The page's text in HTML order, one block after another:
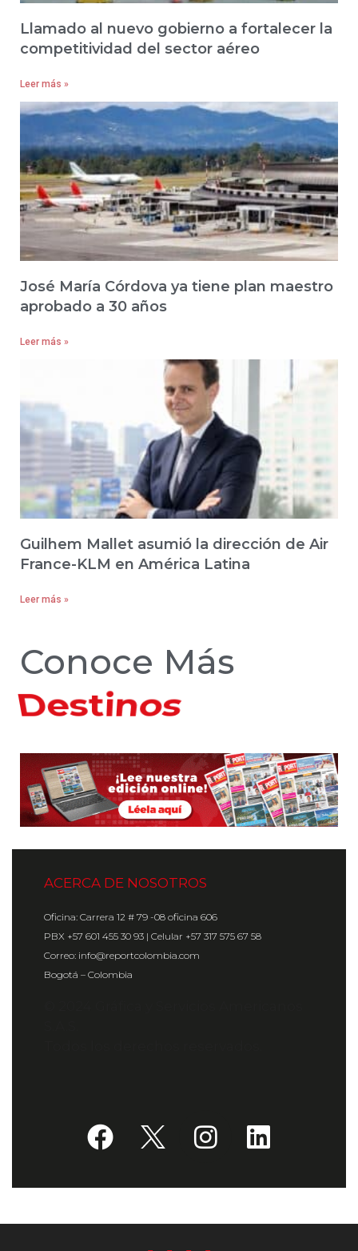
Llamado al nuevo gobierno a fortalecer la
competitividad del sector aéreo
Leer más »
José María Córdova ya tiene plan maestro
aprobado a 30 años
Leer más »
Guilhem Mallet asumió la dirección de Air
France-KLM en América Latina
Leer más »
Conoce Más
Hoteles
ACERCA DE NOSOTROS
Oficina: Carrera 12 # 79 -08 oficina 606
PBX +57 601 455 30 93 | Celular +57 317 575 67 58
Correo: info@reportcolombia.com
Bogotá – Colombia